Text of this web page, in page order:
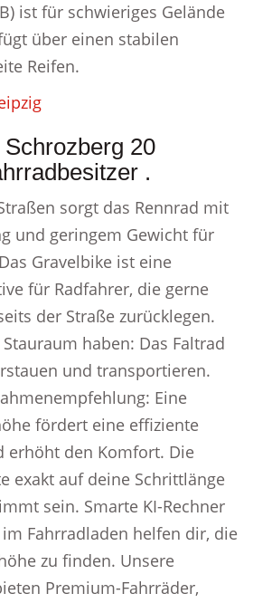
ist für schwieriges Gelände
über einen stabilen
Reifen.
20
.
sorgt das Rennrad mit
und geringem Gewicht für
Gravelbike ist eine
für Radfahrer, die gerne
der Straße zurücklegen.
haben: Das Faltrad
und transportieren.
Eine
fördert eine effiziente
erhöht den Komfort. Die
exakt auf deine Schrittlänge
sein. Smarte KI-Rechner
Fahrradladen helfen dir, die
zu finden. Unsere
Premium-Fahrräder,